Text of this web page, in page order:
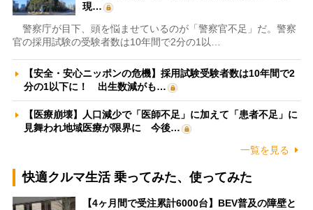
現…
警察庁が目下、頭を悩ませているのが「警察官不足」だ。警察
官の採用試験の受験者数は10年間で2分の1以…
【安全・安心ニッポンの危機】採用試験受験者数は10年間で2
分の1以下に！ 出生数減がも…
【医療崩壊】人口減少で「医師不足」に加えて「患者不足」に
見舞われ地域医療が限界に 今後…
一覧を見る
快適クルマ生活 乗ってみた、使ってみた
【4ヶ月間で受注累計6000台】BEV普及の障壁と